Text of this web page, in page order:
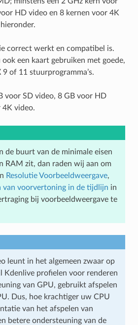
HD video en 8 kernen voor 4K
correct werkt en compatibel is.
een kaart gebruiken met goede,
of 11 stuurprogramma’s.
voor SD video, 8 GB voor HD
4K video.
de buurt van de minimale eisen
RAM zit, dan raden wij aan om
Resolutie Voorbeeldweergave,
van voorvertoning in de tijdlijn in
bij voorbeeldweergave te
leunt in het algemeen zwaar op
Kdenlive profielen voor renderen
van GPU, gebruikt afspelen
Dus, hoe krachtiger uw CPU
van het afspelen van
betere ondersteuning van de